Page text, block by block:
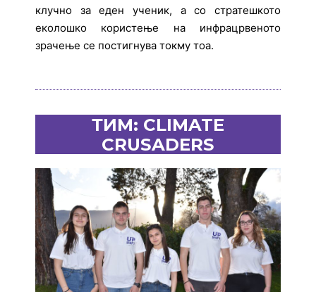
клучно за еден ученик, а со стратешкото
еколошко користење на инфрацрвеното
зрачење се постигнува токму тоа.
ТИМ: CLIMATE
CRUSADERS